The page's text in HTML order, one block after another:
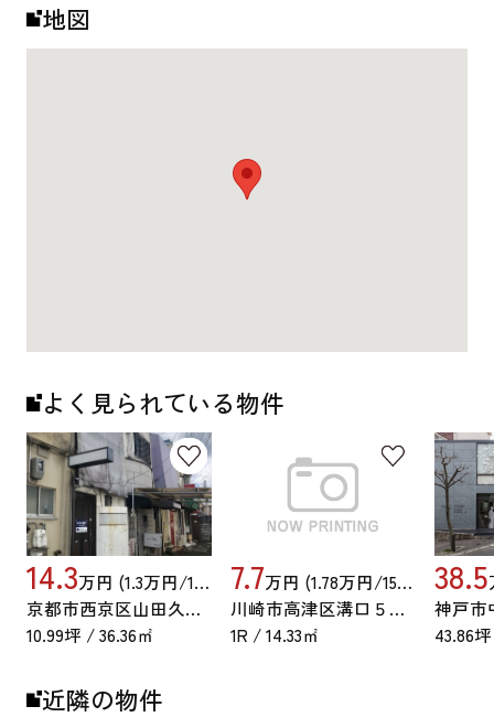
地図
よく見られている物件
14.3万円 (1.3万円/15.42坪)
京都市西京区山田久田町
10.99坪 / 36.36㎡
7.7万円 (1.78万円/15.42坪)
川崎市高津区溝口５丁目
1R / 14.33㎡
38.5
43.86
近隣の物件